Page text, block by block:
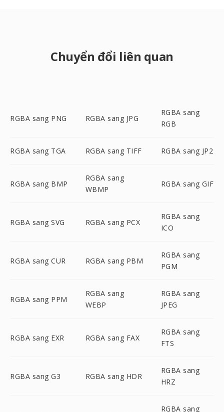
Chuyển đổi liên quan
RGBA sang PNG RGBA sang JPG
RGBA sang
RGB
RGBA sang TGA RGBA sang TIFF RGBA sang JP2
RGBA sang BMP
RGBA sang
WBMP
RGBA sang GIF
RGBA sang SVG RGBA sang PCX
RGBA sang
ICO
RGBA sang CUR RGBA sang PBM
RGBA sang
PGM
RGBA sang PPM
RGBA sang
WEBP
RGBA sang
JPEG
RGBA sang EXR RGBA sang FAX
RGBA sang
FTS
RGBA sang G3 RGBA sang HDR
RGBA sang
HRZ
RGBA sang